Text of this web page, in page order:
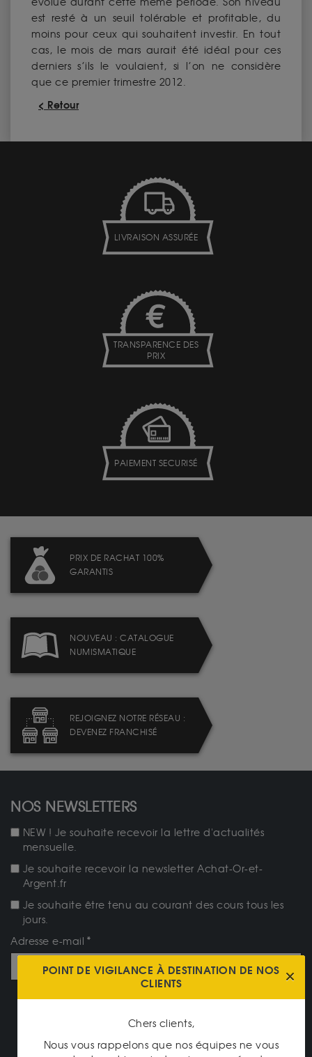
évolué durant cette même période. Son niveau
est resté à un seuil tolérable et profitable, du
moins pour ceux qui souhaitent investir. En tout
cas, le mois de mars aurait été idéal pour ces
derniers s’ils le voulaient, si l’on ne considère
que ce premier trimestre 2012.
< Retour
LIVRAISON ASSURÉE
TRANSPARENCE DES
PRIX
PAIEMENT SECURISÉ
PRIX DE RACHAT 100%
GARANTIS
NOUVEAU : CATALOGUE
NUMISMATIQUE
REJOIGNEZ NOTRE RÉSEAU :
DEVENEZ FRANCHISÉ
NOS NEWSLETTERS
NEW ! Je souhaite recevoir la lettre d'actualités
mensuelle.
Je souhaite recevoir la newsletter Achat-Or-et-
Argent.fr
Je souhaite être tenu au courant des cours tous les
jours.
Adresse e-mail
JE M'ABONNE
NOTRE CATALOGUE
POINT DE VIGILANCE À DESTINATION DE NOS
CLIENTS
Chers clients,
Nous vous rappelons que nos équipes ne vous